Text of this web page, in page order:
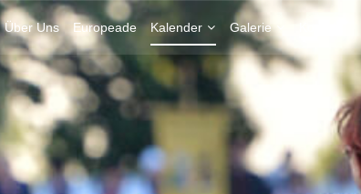
Über Uns Europeade Kalender Galerie